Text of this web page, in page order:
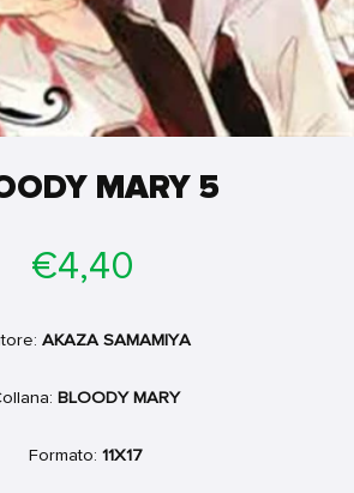
MARY 5
di
€4,40
AKAZA SAMAMIYA
BLOODY MARY
Formato: 11X17